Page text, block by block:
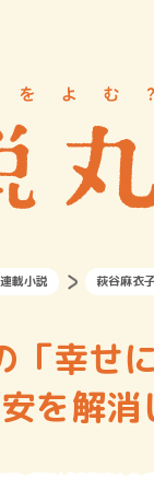
連載小説 萩谷麻衣
「幸せ
を解